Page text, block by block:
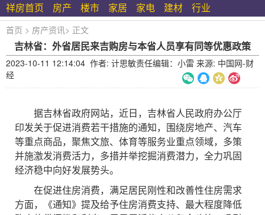
祥房首页 房产 楼市 家居 家电 建材 行业
首页 > 房产资讯> 正文
吉林省：外省居民来吉购房与本省人员享有同等优惠政策
2023-10-11 12:14:04 作者: 计思敏责任编辑：小雷 来源: 中国网-财
经
据吉林省政府网站，近日，吉林省人民政府办公厅
印发关于促进消费若干措施的通知，围绕房地产、汽车
等重点商品，聚焦文旅、体育等服务业重点领域，多策
并施激发消费活力，多措并举挖掘消费潜力，全力巩固
经济稳中向好发展势头。
在促进住房消费，满足居民刚性和改善性住房需求
方面，《通知》提及给予住房消费支持、最大程度降低